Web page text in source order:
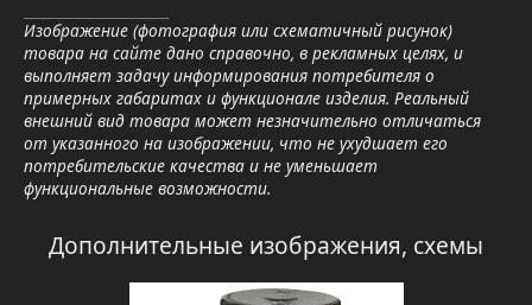
Изображение (фотография или схематичный рисунок)
товара на сайте дано справочно, в рекламных целях, и
выполняет задачу информирования потребителя о
примерных габаритах и функционале изделия. Реальный
внешний вид товара может незначительно отличаться
от указанного на изображении, что не ухудшает его
потребительские качества и не уменьшает
функциональные возможности.
Дополнительные изображения, схемы